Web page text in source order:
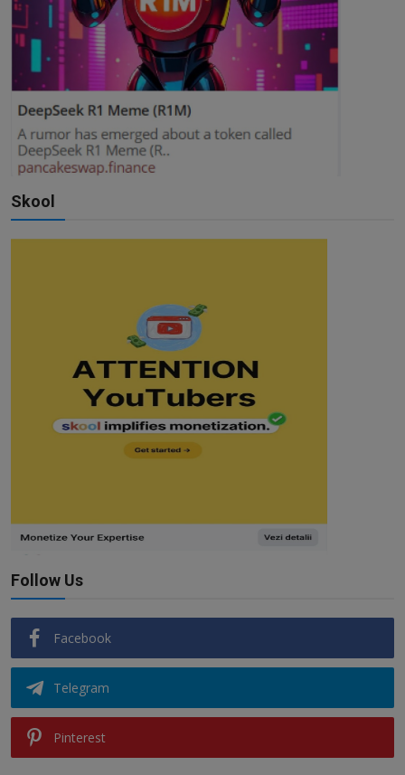
Skool
Follow Us
Facebook
Telegram
Pinterest